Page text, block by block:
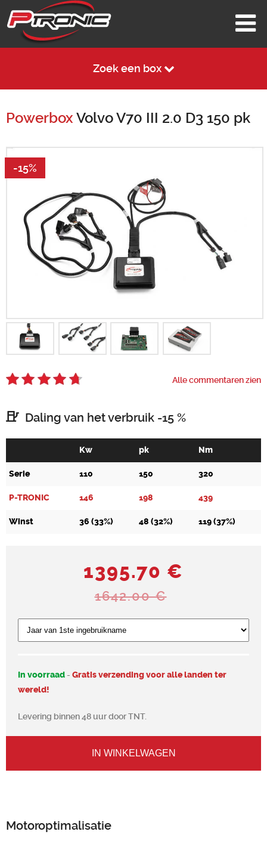
Zoek een box
Zoeken
Powerbox Volvo V70 III 2.0 D3 150 pk
-15%
Alle commentaren zien
Daling van het verbruik -15 %
Kw pk Nm
Serie 110 150 320
P-TRONIC 146 198 439
Winst 36 (33%) 48 (32%) 119 (37%)
1395.70 €
1642.00 €
In voorraad - Gratis verzending voor alle landen ter
wereld!
Levering binnen 48 uur door TNT.
IN WINKELWAGEN
Motoroptimalisatie